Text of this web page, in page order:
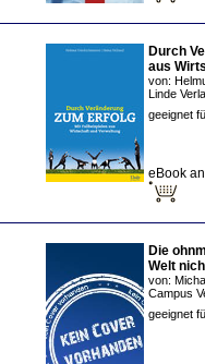
Durch
aus
von:
Linde
geeignet
eBook
Die
Welt
von:
Campus
geeignet